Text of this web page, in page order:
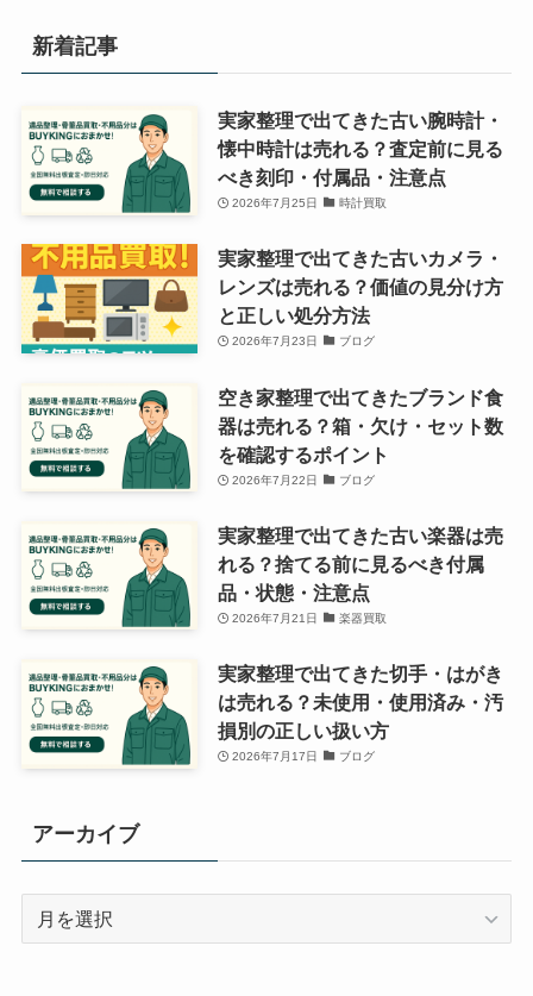
新着記事
実家整理で出てきた古い腕時計・
懐中時計は売れる？査定前に見る
べき刻印・付属品・注意点
2026年7月25日 時計買取
実家整理で出てきた古いカメラ・
レンズは売れる？価値の見分け方
と正しい処分方法
2026年7月23日 ブログ
空き家整理で出てきたブランド食
器は売れる？箱・欠け・セット数
を確認するポイント
2026年7月22日 ブログ
実家整理で出てきた古い楽器は売
れる？捨てる前に見るべき付属
品・状態・注意点
2026年7月21日 楽器買取
実家整理で出てきた切手・はがき
は売れる？未使用・使用済み・汚
損別の正しい扱い方
2026年7月17日 ブログ
アーカイブ